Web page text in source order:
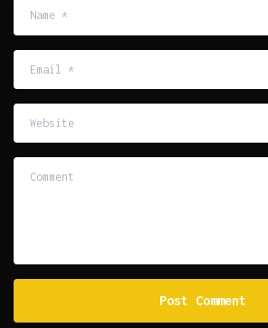
*
Website